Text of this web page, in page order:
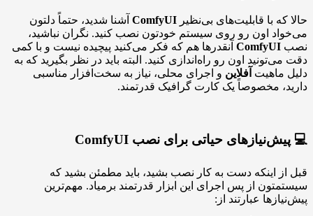
حالا که با قابلیت‌های بی‌نظیر ComfyUI آشنا شدید، حتماً دلتون
می‌خواد اون رو روی سیستم خودتون نصب کنید. نگران نباشید،
نصب ComfyUI آنقدرها هم که فکر می‌کنید پیچیده نیست و با کمی
دقت می‌تونید اون رو راه‌اندازی کنید. البته باید در نظر بگیرید که به
دلیل ماهیت آفلاین و اجرای محلی، نیاز به سخت‌افزار مناسبی
دارید، مخصوصاً یک کارت گرافیک قدرتمند.
💻 پیش‌نیازهای حیاتی برای نصب ComfyUI
قبل از اینکه دست به کار نصب بشید، باید مطمئن بشید که
سیستمتون از پس اجرای این ابزار قدرتمند برمیاد. مهم‌ترین
پیش‌نیازها عبارتند از: